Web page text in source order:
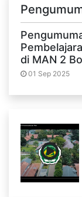
di MAN 2
01 Sep 2025